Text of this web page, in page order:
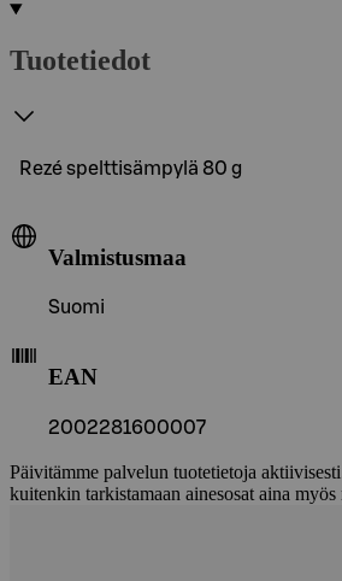
Tuotetiedot
Rezé spelttisämpylä 80 g
Valmistusmaa
Suomi
EAN
2002281600007
Päivitämme palvelun tuotetietoja
kuitenkin tarkistamaan ainesosat aina